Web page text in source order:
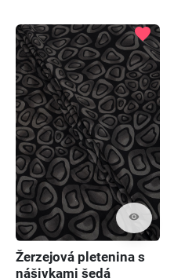
visibility
favorite
Žerzejová pletenina s
nášivkami šedá